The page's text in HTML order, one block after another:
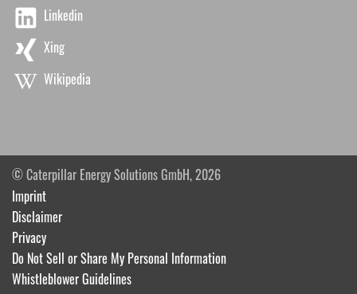
Linkedin
Xing
Wikipedia
© Caterpillar Energy Solutions GmbH, 2026
Imprint
Disclaimer
Privacy
Do Not Sell or Share My Personal Information
Whistleblower Guidelines